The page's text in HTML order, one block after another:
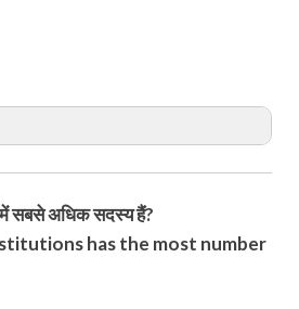
सबसे अधिक सदस्य हैं?
has the most number